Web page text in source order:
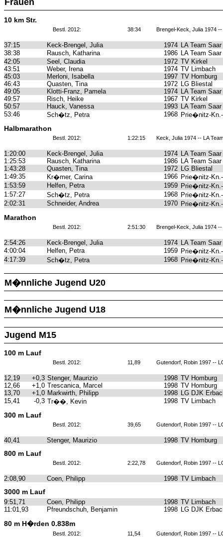
Frauen
10 km Str.
Bestl. 2012: 38:34 Brengel-Keck, Julia 1974 --
37:15 Keck-Brengel, Julia 1974 LA Team Saar
38:38
Rausch, Katharina 1986 LA Team Saar
42:05
Seel, Claudia 1972 TV Kirkel
43:51
Weber, Irena 1974 TV Limbach
45:03
Merloni, Isabella 1997 TV Homburg
46:43
Quasten, Tina 1972 LG Bliestal
49:05
Klotti-Franz, Pamela 1974 LA Team Saar
49:57
Risch, Heike 1967 TV Kirkel
50:57
Hauck, Vanessa 1993 LA Team Saar
53:46
Sch�tz, Petra 1968 Prie�nitz-
Halbmarathon
Bestl. 2012: 1:22:15 Keck, Julia 1974 -- LA
1:20:00 Keck-Brengel, Julia 1974 LA Team Saar
1:25:53
Rausch, Katharina 1986 LA Team Saar
1:43:28
Quasten, Tina 1972 LG Bliestal
1:49:35
Kr�mer, Carina 1966 Prie�nitz-
1:53:59
Helfen, Petra 1959 Prie�nitz-
1:57:27
Sch�tz, Petra 1968 Prie�nitz-
2:02:31
Schneider, Andrea 1970 Prie�nitz-
Marathon
Bestl. 2012: 2:51:30 Brengel-Keck, Julia 1974 --
2:54:26 Keck-Brengel, Julia 1974 LA Team Saar
4:00:04
Helfen, Petra 1959 Prie�nitz-
4:17:39
Sch�tz, Petra 1968 Prie�nitz-
M�nnliche Jugend U20
M�nnliche Jugend U18
Jugend M15
100 m Lauf
Bestl. 2012: 11,89 Gutendorf, Robin 1997 --
12,19 +0,3 Stenger, Maurizio 1998 TV Homburg
12,66
+1,0 Trescanica, Marcel 1998 TV Homburg
13,70
+1,0 Markwirth, Philipp 1998 LG DJK
15,41
-0,3 Tr��, Kevin 1998 TV Limbach
300 m Lauf
Bestl. 2012: 39,65 Gutendorf, Robin 1997 --
40,41 Stenger, Maurizio 1998 TV Homburg
800 m Lauf
Bestl. 2012: 2:22,78 Gutendorf, Robin 1997 --
2:08,90 Coen, Philipp 1998 TV Limbach
3000 m Lauf
9:51,71 Coen, Philipp 1998 TV Limbach
11:01,93
Pfreundschuh, Benjamin 1998 LG DJK
80 m H�rden 0.838m
Bestl. 2012: 11,54 Gutendorf, Robin 1997 --